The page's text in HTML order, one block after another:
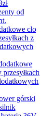
od
cło
z
przesyłkach
górski